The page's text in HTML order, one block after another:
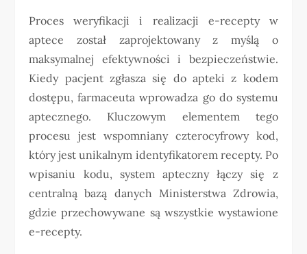
Proces weryfikacji i realizacji e-recepty w
aptece został zaprojektowany z myślą o
maksymalnej efektywności i bezpieczeństwie.
Kiedy pacjent zgłasza się do apteki z kodem
dostępu, farmaceuta wprowadza go do systemu
aptecznego. Kluczowym elementem tego
procesu jest wspomniany czterocyfrowy kod,
który jest unikalnym identyfikatorem recepty. Po
wpisaniu kodu, system apteczny łączy się z
centralną bazą danych Ministerstwa Zdrowia,
gdzie przechowywane są wszystkie wystawione
e-recepty.